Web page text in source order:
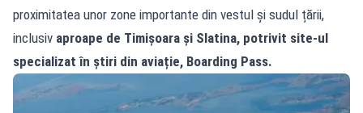
proximitatea unor zone importante din vestul și sudul țării,
inclusiv aproape de Timișoara și Slatina, potrivit site-ul
specializat în știri din aviație, Boarding Pass.